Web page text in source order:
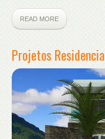
READ MORE
Projetos